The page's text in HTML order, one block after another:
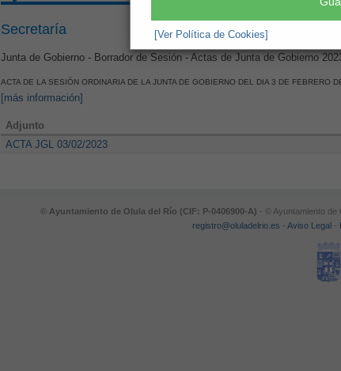
[Ver Política de Cookies]
Secretaría
Junta de Gobierno - Borrador de Sesión - Actas de Junta de Gobierno
ACTA DE LA SESIÓN ORDINARIA DE LA JUNTA DE GOBIERNO DEL DIA 3 DE FEBRERO
[más información]
Adjunto
ACTA JGL 03/02/2023
© Ayuntamiento de Olula del Río (CIF: P-0406900-A) - © Ayuntamiento de
registro@oluladelrio.es - Aviso Legal-